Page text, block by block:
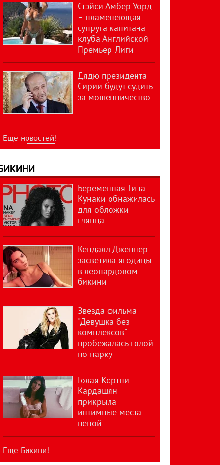
Стэйси Амбер Уорд
– пламенеющая
супруга капитана
клуба Английской
Премьер-Лиги
Дядю президента
Сирии будут судить
за мошенничество
Еще новостей!
Беременная Тина
Кунаки обнажилась
для обложки
глянца
Кендалл Дженнер
засветила ягодицы
в леопардовом
бикини
Звезда фильма
"Девушка без
комплексов"
пробежалась голой
по парку
Голая Кортни
Кардашян
прикрыла
интимные места
пеной
Еще Бикини!